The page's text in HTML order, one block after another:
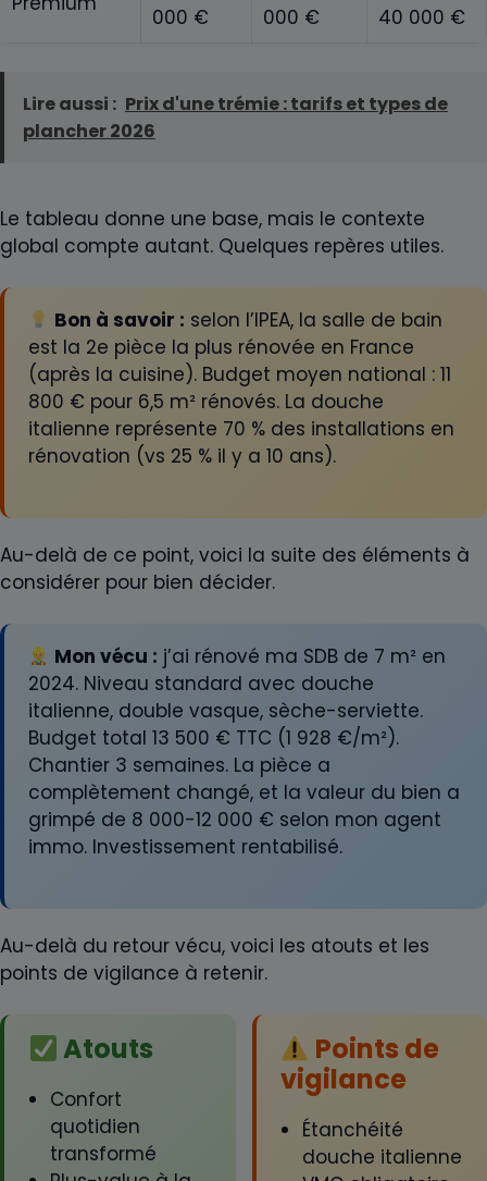
000 €
000 €
40 000 €
Lire aussi : Prix d'une trémie : tarifs et types de
plancher 2026
Le tableau donne une base, mais le contexte
global compte autant. Quelques repères utiles.
Bon à savoir : selon l’IPEA, la salle de bain
est la 2e pièce la plus rénovée en France
(après la cuisine). Budget moyen national : 11
800 € pour 6,5 m² rénovés. La douche
italienne représente 70 % des installations en
rénovation (vs 25 % il y a 10 ans).
Au-delà de ce point, voici la suite des éléments à
considérer pour bien décider.
Mon vécu : j’ai rénové ma SDB de 7 m² en
2024. Niveau standard avec douche
italienne, double vasque, sèche-serviette.
Budget total 13 500 € TTC (1 928 €/m²).
Chantier 3 semaines. La pièce a
complètement changé, et la valeur du bien a
grimpé de 8 000-12 000 € selon mon agent
immo. Investissement rentabilisé.
Au-delà du retour vécu, voici les atouts et les
points de vigilance à retenir.
Atouts
Confort
quotidien
transformé
Points de
vigilance
Étanchéité
douche italienne